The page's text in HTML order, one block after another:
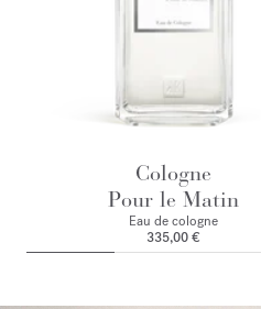
Cologne
Pour le Matin
Eau de cologne
335,00 €